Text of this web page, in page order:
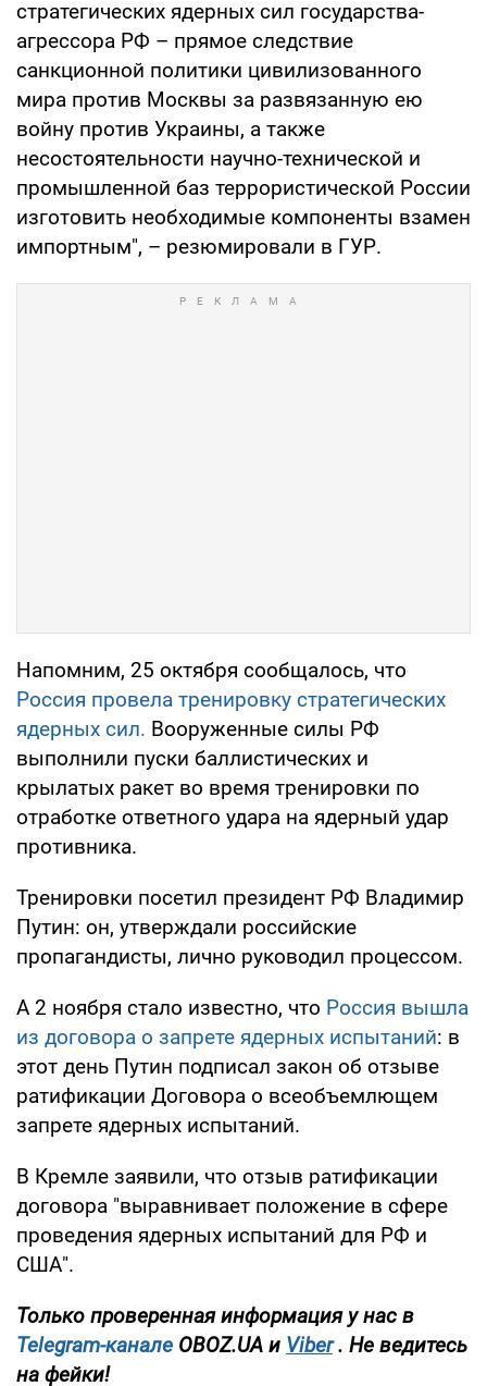
стратегических ядерных сил государства-
агрессора РФ – прямое следствие
санкционной политики цивилизованного
мира против Москвы за развязанную ею
войну против Украины, а также
несостоятельности научно-технической и
промышленной баз террористической России
изготовить необходимые компоненты взамен
импортным", – резюмировали в ГУР.
Напомним, 25 октября сообщалось, что
Россия провела тренировку стратегических
ядерных сил. Вооруженные силы РФ
выполнили пуски баллистических и
крылатых ракет во время тренировки по
отработке ответного удара на ядерный удар
противника.
Тренировки посетил президент РФ Владимир
Путин: он, утверждали российские
пропагандисты, лично руководил процессом.
А 2 ноября стало известно, что Россия вышла
из договора о запрете ядерных испытаний: в
этот день Путин подписал закон об отзыве
ратификации Договора о всеобъемлющем
запрете ядерных испытаний.
В Кремле заявили, что отзыв ратификации
договора "выравнивает положение в сфере
проведения ядерных испытаний для РФ и
США".
Только проверенная информация у нас в
Telegram-канале OBOZ.UA и Viber . Не ведитесь
на фейки!